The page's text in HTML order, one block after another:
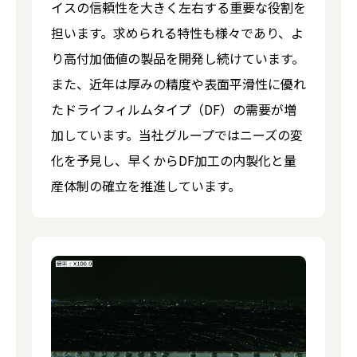
イスの信頼性を大きく左右する重要な役割を
担います。求められる特性も様々であり、よ
り高付加価値の製品を開発し続けています。
また、近年は厚みの精度や表面平滑性に優れ
たドライフィルムタイプ（DF）の需要が増
加しています。当社グループではニーズの変
化を予見し、早くからDF加工の内製化と量
産体制の確立を推進しています。